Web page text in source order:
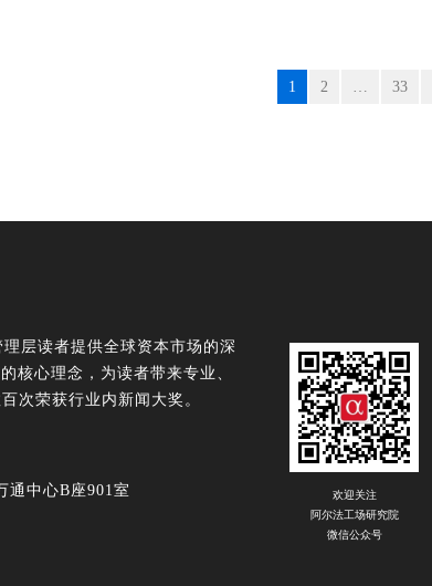
1 2 … 33
层读者提供全球资本市场的深
核心理念，为读者带来专业、
次荣获行业内新闻大奖。
通中心B座901室
欢迎关注
阿尔法工场研究院
微信公众号